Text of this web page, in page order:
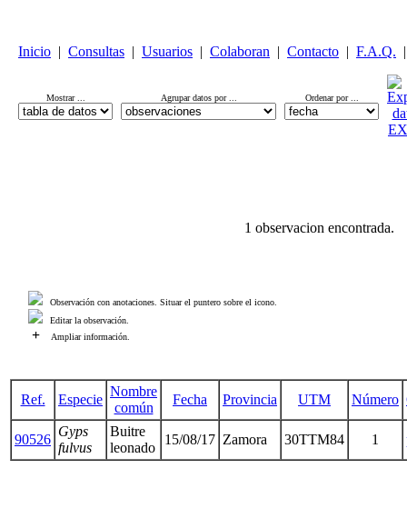
Inicio | Consultas | Usuarios | Colaboran | Contacto | F.A.Q. |
Mostrar ... Agrupar datos por ... Ordenar por ...
1 observacion encontrada.
Observación con anotaciones. Situar el puntero sobre el icono.
Editar la observación.
+ Ampliar información.
Ref. Especie
Nombre
común
Fecha Provincia UTM Número
90526
Gyps
fulvus
Buitre
leonado
15/08/17 Zamora 30TTM84 1